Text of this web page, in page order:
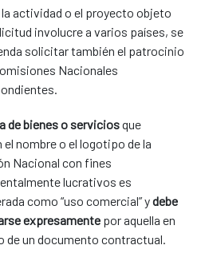
la actividad o el proyecto objeto
involucre a varios países, se
solicitar también el patrocinio
Nacionales
de bienes o serviciosque
el nombre o el logotipo de la
Nacional con fines
lucrativos es
como “uso comercial” ydebe
expresamente por aquella en
de un documento contractual.